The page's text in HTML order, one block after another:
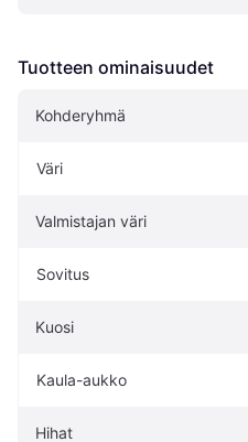
Tuotteen ominaisuudet
Kohderyhmä
Väri
Valmistajan väri
Sovitus
Kuosi
Kaula-aukko
Hihat